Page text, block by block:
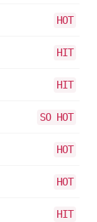
HOT
HIT
HIT
SO HOT
HOT
HOT
HIT